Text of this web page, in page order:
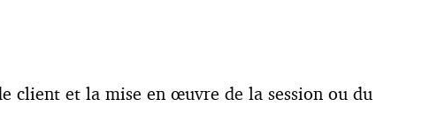
client et la mise en œuvre de la session ou du